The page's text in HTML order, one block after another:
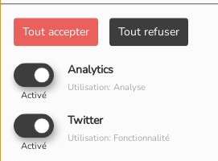
Tout accepter Tout refuser
Analytics
Activé
Utilisation: Analyse
Twitter
Activé
Utilisation: Fonctionnalité
09 AVRIL 2026